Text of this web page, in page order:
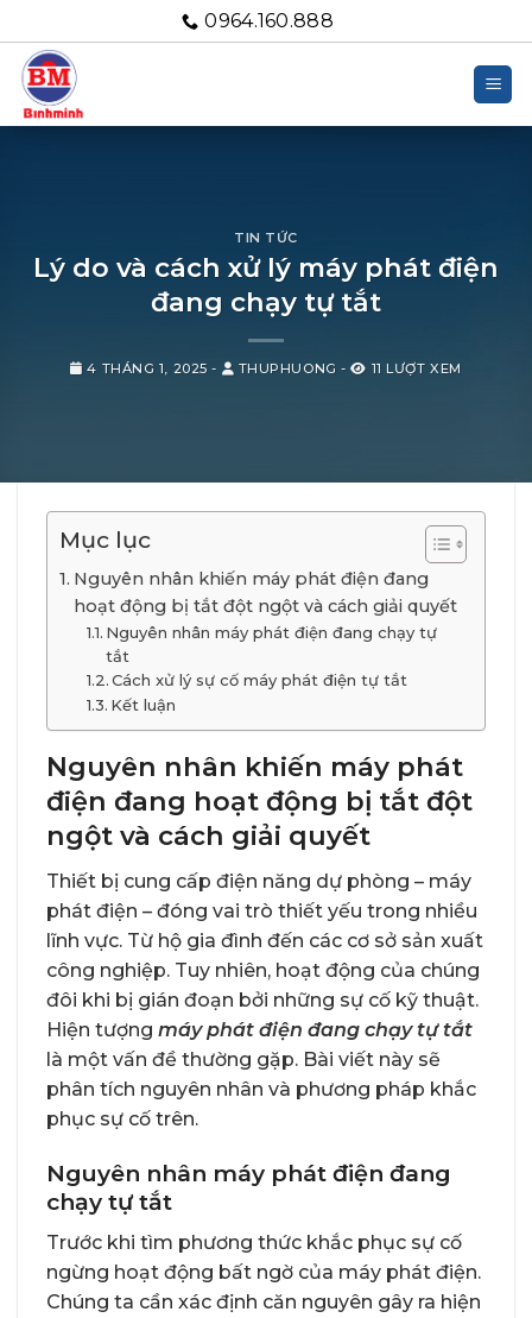
qua
nội
dung
0964.160.888
TIN TỨC
Lý do và cách xử lý máy phát điện
đang chạy tự tắt
4 THÁNG 1, 2025 - THUPHUONG - 11 LƯỢT XEM
Mục lục
Nguyên nhân khiến máy phát điện đang
hoạt động bị tắt đột ngột và cách giải quyết
Nguyên nhân máy phát điện đang chạy tự
tắt
Cách xử lý sự cố máy phát điện tự tắt
Kết luận
Nguyên nhân khiến máy phát
điện đang hoạt động bị tắt đột
ngột và cách giải quyết
Thiết bị cung cấp điện năng dự phòng – máy
phát điện – đóng vai trò thiết yếu trong nhiều
lĩnh vực. Từ hộ gia đình đến các cơ sở sản xuất
công nghiệp. Tuy nhiên, hoạt động của chúng
đôi khi bị gián đoạn bởi những sự cố kỹ thuật.
Hiện tượng máy phát điện đang chạy tự tắt
là một vấn đề thường gặp. Bài viết này sẽ
phân tích nguyên nhân và phương pháp khắc
phục sự cố trên.
Nguyên nhân máy phát điện đang
chạy tự tắt
Trước khi tìm phương thức khắc phục sự cố
ngừng hoạt động bất ngờ của máy phát điện.
Chúng ta cần xác định căn nguyên gây ra hiện